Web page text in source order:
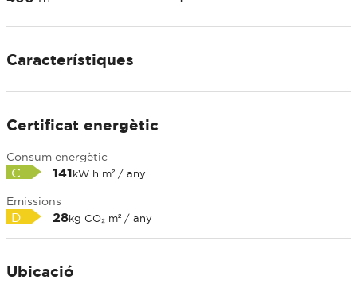
Característiques
Certificat energètic
Consum energètic
C 141kW h m² / any
Emissions
D 28kg CO₂ m² / any
Ubicació